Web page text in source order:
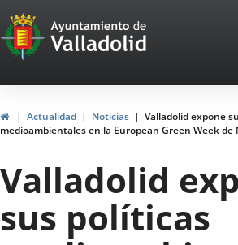
Portal
Web
del
Ayuntamiento
de
Valladolid
HomeActualidad Noticias
Valladolid expone
medioambientales en la European Green Week de
Valladolid
sus políticas